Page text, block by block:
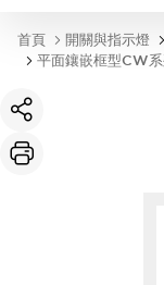
首頁 開關與指示燈
平面鑲嵌框型CW